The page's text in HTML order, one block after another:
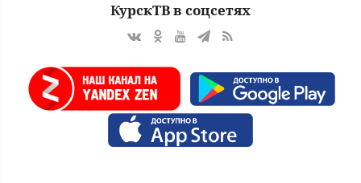
КурскТВ в соцсетях